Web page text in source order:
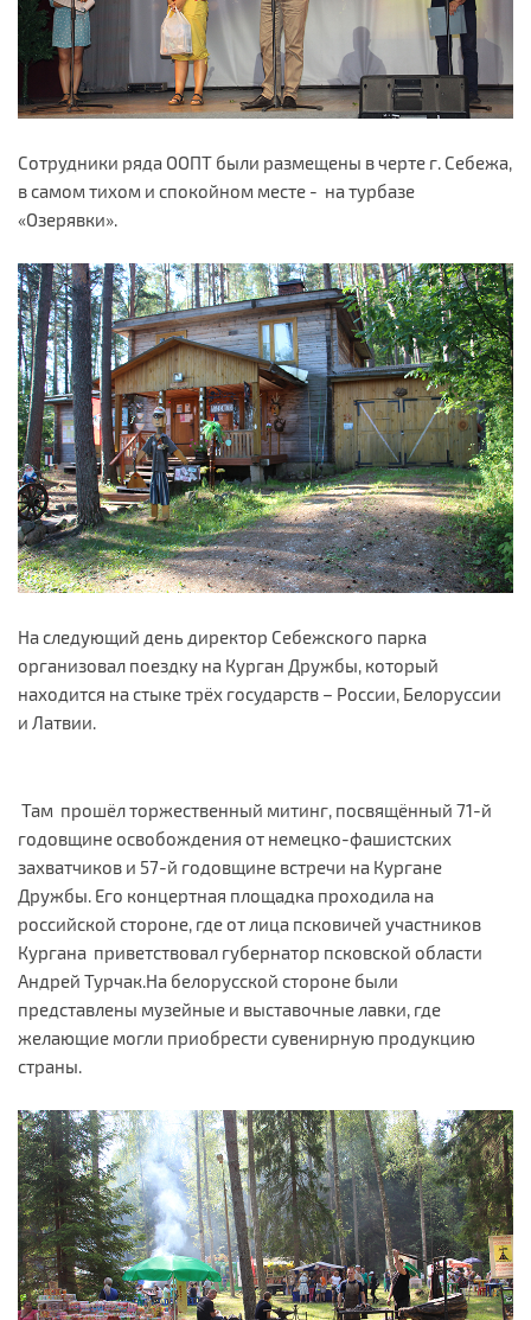
Сотрудники ряда ООПТ были размещены в черте г. Себежа,
в самом тихом и спокойном месте - на турбазе
«Озерявки».
На следующий день директор Себежского парка
организовал поездку на Курган Дружбы, который
находится на стыке трёх государств – России, Белоруссии
и Латвии.
Там прошёл торжественный митинг, посвящённый 71-й
годовщине освобождения от немецко-фашистских
захватчиков и 57-й годовщине встречи на Кургане
Дружбы. Его концертная площадка проходила на
российской стороне, где от лица псковичей участников
Кургана приветствовал губернатор псковской области
Андрей Турчак.На белорусской стороне были
представлены музейные и выставочные лавки, где
желающие могли приобрести сувенирную продукцию
страны.